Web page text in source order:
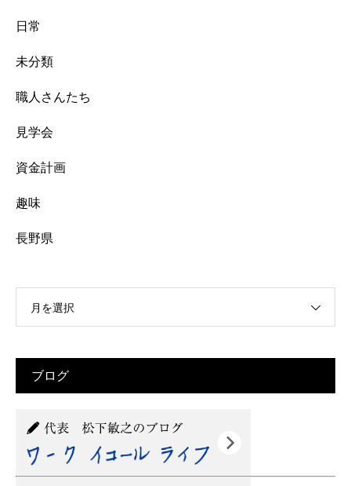
日常
未分類
職人さんたち
見学会
資金計画
趣味
長野県
月を選択
ブログ